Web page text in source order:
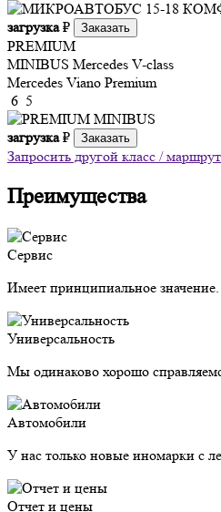
загрузка₽ Заказать
PREMIUM
MINIBUS Mercedes V-class
Mercedes Viano Premium
6 5
загрузка₽ Заказать
Запросить другой класс / маршрут
Преимущества
Сервис
Имеет принципиальное
Универсальность
Мы одинаково хорошо
Автомобили
У нас только новые иномарки с
Отчет и цены